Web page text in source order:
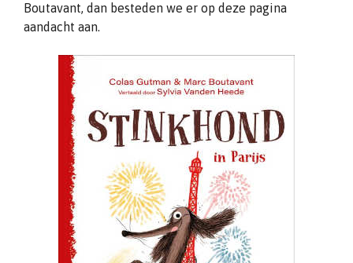
Boutavant, dan besteden we er op deze pagina
aandacht aan.